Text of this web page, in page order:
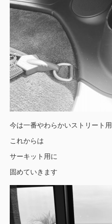
今は一番やわらかいストリート用
これからは
サーキット用に
固めていきます